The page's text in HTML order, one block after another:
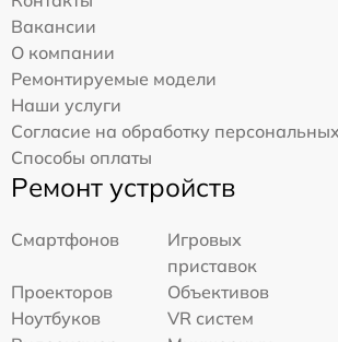
Вакансии
О компании
Ремонтируемые модели
Наши услуги
Согласие на обработку
Способы оплаты
Ремонт устройств
Смартфонов
Игровых
приставок
Проекторов
Объективов
Ноутбуков
VR систем